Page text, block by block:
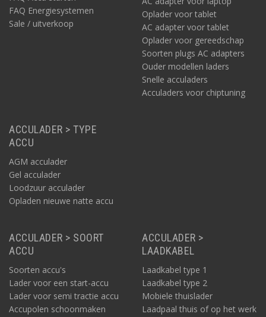
Sinus omvormer 400W
sinus omvormer geeft 400 Watt aan continu
vermogen, met een piekstroom van 900 Watt. Dit voorbeeld is
een omvormer die 48V gelijkstroom omzet naar 230V
vermogen, met een piekstroom van 800 Watt. Dit voorbeeld is
een omvormer die 12V gelijkstroom omzet naar 230V
Sinus omvormer 650W
Bijvoorbeeld
sinus omvormer geeft 650 Watt aan continu
vermogen, met een piekstroom van 1500 Watt. Dit voorbeeld is
een omvormer die 24V gelijkstroom omzet naar 230V
wisselstroom.
FAQ Energiesystemen
Sale / uitverkoop
Oplader voor tablet
AC adapter voor tablet
Oplader voor gereedschap
Soorten plugs AC adapters
Ouder modellen laders
Snelle acculaders
Acculaders voor chiptuning
ACCULADER > TYPE
ACCU
AGM acculader
Gel acculader
Loodzuur acculader
Opladen nieuwe natte accu
ACCULADER > SOORT
ACCU
Soorten accu's
Lader voor een start-accu
Lader voor semi tractie accu
Accupolen schoonmaken
ACCULADER >
LAADKABEL
Laadkabel type 1
Laadkabel type 2
Mobiele thuislader
Laadpaal thuis of op het werk